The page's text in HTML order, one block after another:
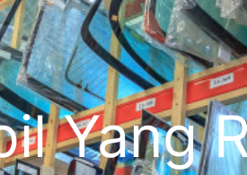
Yang